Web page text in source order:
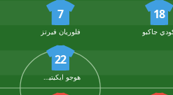
18
جاكبو
7
فلوريان فيرتز
22
هوجو ايكيتيكي